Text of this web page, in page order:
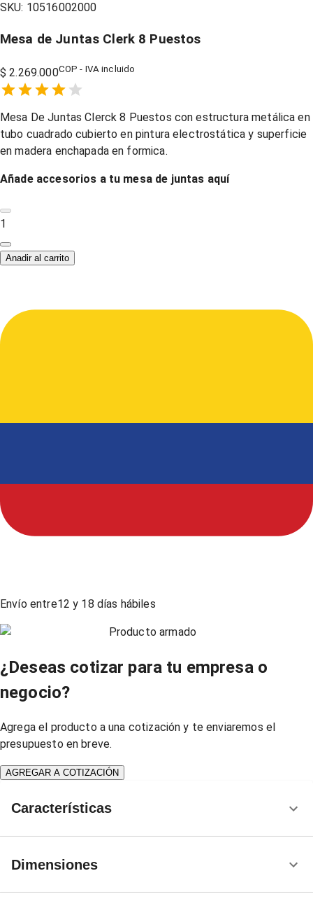
SKU: 10516002000
Mesa de Juntas Clerk 8 Puestos
$ 2.269.000COP - IVA incluido
1 Star,
2 Stars,
3 Stars,
4 Stars,
5 Stars,
Mesa De Juntas Clerck 8 Puestos con estructura metálica en
tubo cuadrado cubierto en pintura electrostática y superficie
en madera enchapada en formica.
Añade accesorios a tu mesa de juntas aquí
1
Anadir al carrito
Envío entre12 y 18 días hábiles
Producto armado
¿Deseas cotizar para tu empresa o
negocio?
Agrega el producto a una cotización y te enviaremos el
presupuesto en breve.
AGREGAR A COTIZACIÓN
Características
Dimensiones